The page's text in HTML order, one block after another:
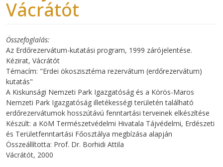
Vácrátót
Összefoglalás
Az Erdőrezervátum-kutatási program, 1999 zárójelentése.
Kézirat, Vácrátót
Témacím: "Erdei ökoszisztéma rezervátum (erdőrezervátum)
kutatás"
A Kiskunsági Nemzeti Park Igazgatóság és a Körös-Maros
Nemzeti Park Igazgatóság illetékességi területén található
erdőrezervátumok hosszútávú fenntartási terveinek elkészítése
Készült: a KöM Természetvédelmi Hivatala Tájvédelmi, Erdészeti
és Területfenntartási Főosztálya megbízása alapján
Összeállította: Prof. Dr. Borhidi Attila
Vácrátót, 2000